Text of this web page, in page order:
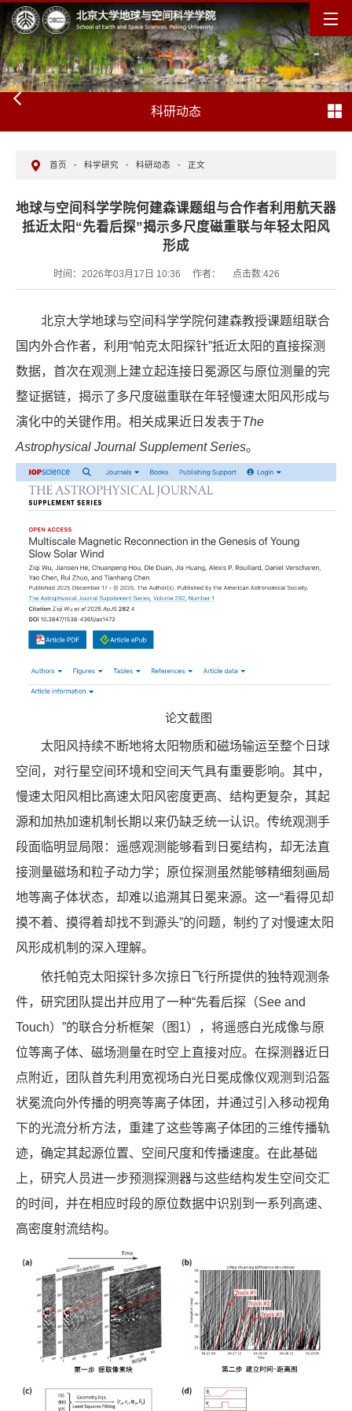
科研动态
首页 - 科学研究 - 科研动态 - 正文
地球与空间科学学院何建森课题组与合作者利用航天器
抵近太阳“先看后探”揭示多尺度磁重联与年轻太阳风
形成
时间：2026年03月17日 10:36 作者： 点击数:426
北京大学地球与空间科学学院何建森教授课题组联合
国内外合作者，利用“帕克太阳探针”抵近太阳的直接探测
数据，首次在观测上建立起连接日冕源区与原位测量的完
整证据链，揭示了多尺度磁重联在年轻慢速太阳风形成与
演化中的关键作用。相关成果近日发表于The
Astrophysical Journal Supplement Series。
论文截图
太阳风持续不断地将太阳物质和磁场输运至整个日球
空间，对行星空间环境和空间天气具有重要影响。其中，
慢速太阳风相比高速太阳风密度更高、结构更复杂，其起
源和加热加速机制长期以来仍缺乏统一认识。传统观测手
段面临明显局限：遥感观测能够看到日冕结构，却无法直
接测量磁场和粒子动力学；原位探测虽然能够精细刻画局
地等离子体状态，却难以追溯其日冕来源。这一“看得见却
摸不着、摸得着却找不到源头”的问题，制约了对慢速太阳
风形成机制的深入理解。
依托帕克太阳探针多次掠日飞行所提供的独特观测条
件，研究团队提出并应用了一种“先看后探（See and
Touch）”的联合分析框架（图1），将遥感白光成像与原
位等离子体、磁场测量在时空上直接对应。在探测器近日
点附近，团队首先利用宽视场白光日冕成像仪观测到沿盔
状冕流向外传播的明亮等离子体团，并通过引入移动视角
下的光流分析方法，重建了这些等离子体团的三维传播轨
迹，确定其起源位置、空间尺度和传播速度。在此基础
上，研究人员进一步预测探测器与这些结构发生空间交汇
的时间，并在相应时段的原位数据中识别到一系列高速、
高密度射流结构。